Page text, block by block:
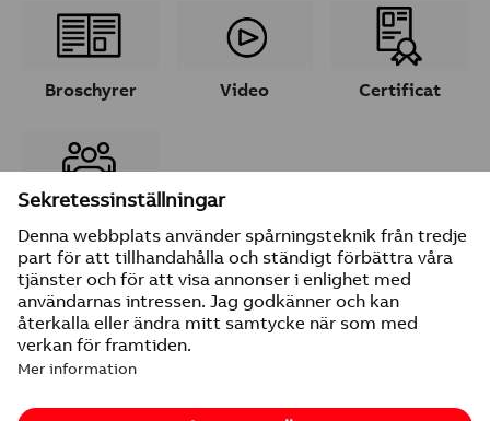
Broschyrer Video Certificat